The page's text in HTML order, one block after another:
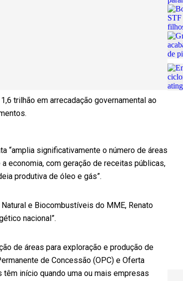
trilhão em arrecadação governamental ao
“amplia significativamente o número de áreas
economia, com geração de receitas públicas,
produtiva de óleo e gás”.
e Biocombustíveis do MME, Renato
nacional”.
de áreas para exploração e produção de
de Concessão (OPC) e Oferta
início quando uma ou mais empresas